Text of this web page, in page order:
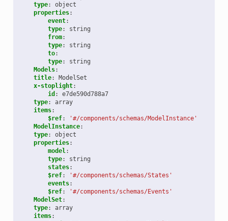
type:
object
properties:
event:
type:
string
from:
type:
string
to:
type:
string
Models:
title:
ModelSet
x-stoplight:
id :
e7de590d788a7
type:
array
items:
$ref:
'#/components/schemas/ModelInstance'
ModelInstance:
type:
object
properties:
model:
type:
string
states:
$ref:
'#/components/schemas/States'
events:
$ref:
'#/components/schemas/Events'
ModelSet:
type:
array
items: